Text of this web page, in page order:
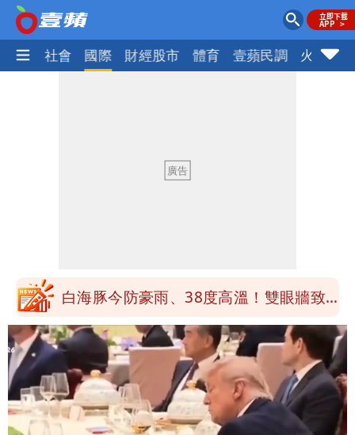
政治 社會 國際 財經股市 體育 壹蘋民調 火線話
王世堅抱兒舊照曝光！網友驚：年輕是大
次可買27杯
白海豚今防豪雨、38度高溫！雙眼牆致
「海豚跳」
楊千霈一打二帶女兒出國 崩潰哭得極狼
狽
名醫「掛蔣萬安布條」被出征！他大笑：
每天看診到半夜
慈濟爆世紀大騙局 AIT發文高級酸！他